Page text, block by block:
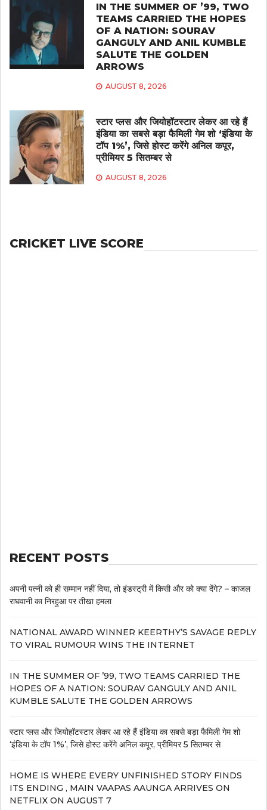
IN THE SUMMER OF ’99, TWO
TEAMS CARRIED THE HOPES
OF A NATION: SOURAV
GANGULY AND ANIL KUMBLE
SALUTE THE GOLDEN
ARROWS
AUGUST 8, 2026
स्टार प्लस और जियोहॉटस्टार लेकर आ रहे हैं
इंडिया का सबसे बड़ा फैमिली गेम शो ‘इंडिया के
टॉप 1%’, जिसे होस्ट करेंगे अनिल कपूर,
प्रीमियर 5 सितम्बर से
AUGUST 8, 2026
CRICKET LIVE SCORE
RECENT POSTS
अपनी पत्नी को ही सम्मान नहीं दिया, तो इंडस्ट्री में किसी और को क्या देंगे? – काजल
राघवानी का निरहुआ पर तीखा हमला
NATIONAL AWARD WINNER KEERTHY’S SAVAGE REPLY
TO VIRAL RUMOUR WINS THE INTERNET
IN THE SUMMER OF ’99, TWO TEAMS CARRIED THE
HOPES OF A NATION: SOURAV GANGULY AND ANIL
KUMBLE SALUTE THE GOLDEN ARROWS
स्टार प्लस और जियोहॉटस्टार लेकर आ रहे हैं इंडिया का सबसे बड़ा फैमिली गेम शो
‘इंडिया के टॉप 1%’, जिसे होस्ट करेंगे अनिल कपूर, प्रीमियर 5 सितम्बर से
HOME IS WHERE EVERY UNFINISHED STORY FINDS
ITS ENDING , MAIN VAAPAS AAUNGA ARRIVES ON
NETFLIX ON AUGUST 7